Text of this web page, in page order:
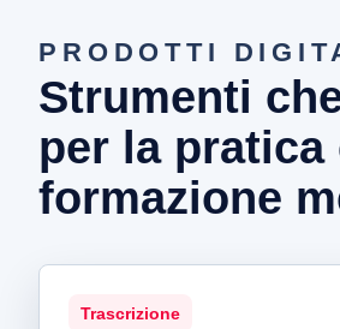
PRODOTTI
Strumenti
per la
formazione
Trascrizione